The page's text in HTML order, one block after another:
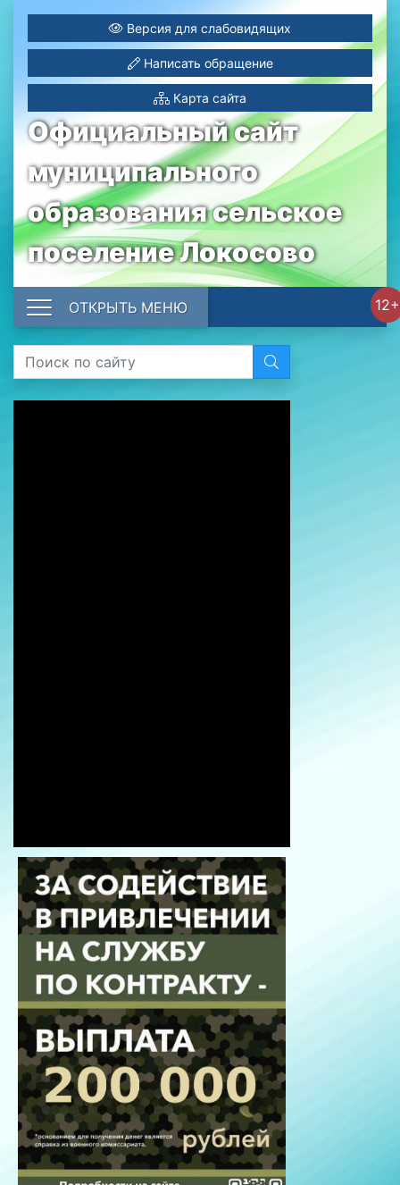
Официальный сайт
муниципального
образования сельское
поселение Локосово
Версия для слабовидящих
Написать обращение
Карта сайта
12+
ОТКРЫТЬ МЕНЮ